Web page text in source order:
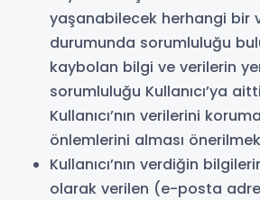
yaşanabilecek herhangi bir
durumunda sorumluluğu
kaybolan bilgi ve verilerin
sorumluluğu Kullanıcı’ya
Kullanıcı’nın verilerini
önlemlerini alması
Kullanıcı’nın verdiğin
olarak verilen (e-posta